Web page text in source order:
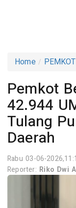
Home PEMKOT
Pemkot
42.944
Tulang
Daerah
Rabu 03-06-
Reporter: Riko Dwi